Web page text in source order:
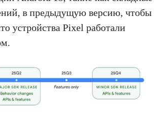
в предыдущую версию, чтобы
устройства Pixel работали